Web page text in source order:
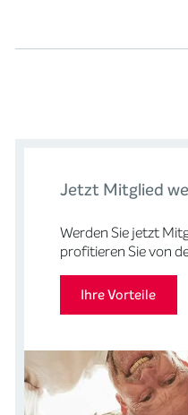
Jetzt Mitglied
Werden Sie jetzt
profitieren Sie von
Ihre Vorteile